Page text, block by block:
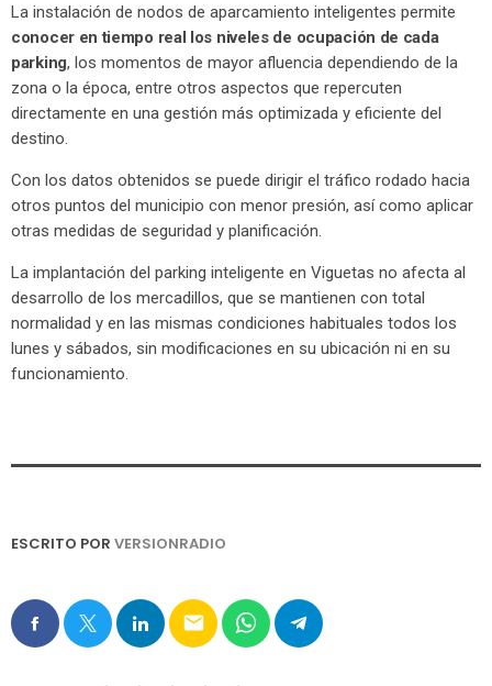
La instalación de nodos de aparcamiento inteligentes permite
conocer en tiempo real los niveles de ocupación de cada
parking, los momentos de mayor afluencia dependiendo de la
zona o la época, entre otros aspectos que repercuten
directamente en una gestión más optimizada y eficiente del
destino.
Con los datos obtenidos se puede dirigir el tráfico rodado hacia
otros puntos del municipio con menor presión, así como aplicar
otras medidas de seguridad y planificación.
La implantación del parking inteligente en Viguetas no afecta al
desarrollo de los mercadillos, que se mantienen con total
normalidad y en las mismas condiciones habituales todos los
lunes y sábados, sin modificaciones en su ubicación ni en su
funcionamiento.
ESCRITO POR VERSIONRADIO
email